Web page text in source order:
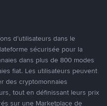
d’utilisateurs dans le
sécurisée pour la
dans plus de 800 modes
fiat. Les utilisateurs peuvent
des cryptomonnaies
tout en définissant leurs prix
sur une Marketplace de